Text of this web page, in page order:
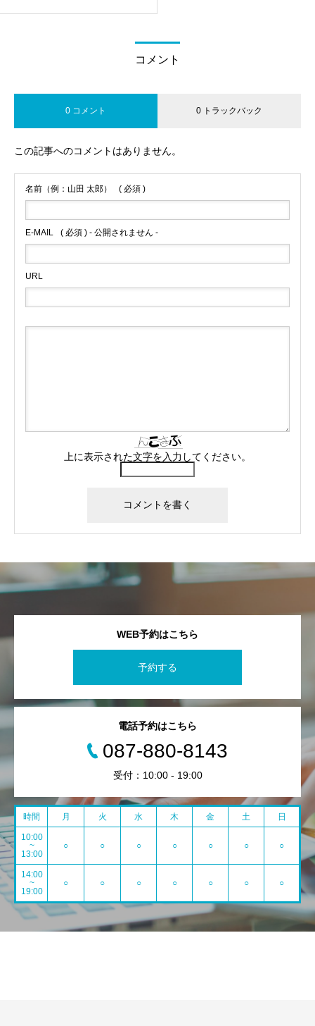
コメント
0 コメント 0 トラックバック
この記事へのコメントはありません。
名前（例：山田 太郎） ( 必須 )
E-MAIL ( 必須 ) - 公開されません -
URL
上に表示された文字を入力してください。
WEB予約はこちら
予約する
電話予約はこちら
087-880-8143
受付：10:00 - 19:00
時間 月 火 水 木 金 土 日
10:00
~
13:00
○ ○ ○ ○ ○ ○ ○
14:00
~
19:00
○ ○ ○ ○ ○ ○ ○